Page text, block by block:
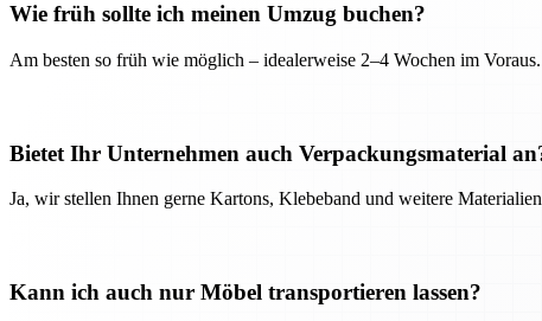
Wie früh sollte ich meinen Umzug buchen?
Am besten so früh wie möglich – idealerweise 2–4 Wochen im
Bietet Ihr Unternehmen auch Verpackungsmaterial
Ja, wir stellen Ihnen gerne Kartons, Klebeband und weitere
Kann ich auch nur Möbel transportieren lassen?